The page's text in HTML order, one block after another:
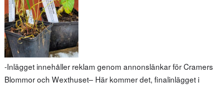
-Inlägget innehåller reklam genom annonslänkar för Cramers
Blommor och Wexthuset– Här kommer det, finalinlägget i